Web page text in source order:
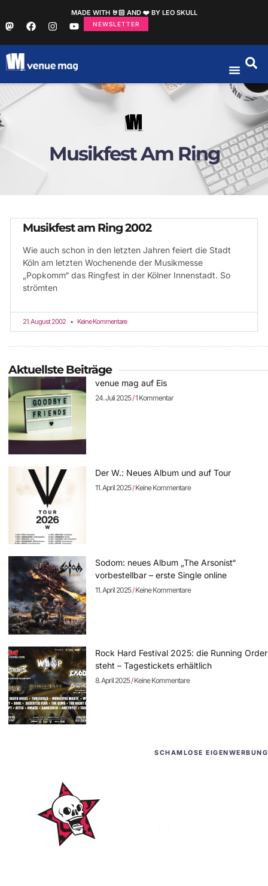
MADE WITH 🤘🏻 AND ❤️ BY LEO SKULL
NEWSLETTER
Musikfest Am Ring
Musikfest am Ring 2002
Wie auch schon in den letzten Jahren feiert die Stadt
Köln am letzten Wochenende der Musikmesse
„Popkomm“ das Ringfest in der Kölner Innenstadt. So
strömten
21. August 2002 Keine Kommentare
Aktuellste Beiträge
venue mag auf Eis
24. Juli 2025 1 Kommentar
Der W.: Neues Album und auf Tour
11. April 2025 Keine Kommentare
Sodom: neues Album „The Arsonist“
vorbestellbar – erste Single online
11. April 2025 Keine Kommentare
Rock Hard Festival 2025: die Running Order
steht – Tagestickets erhältlich
8. April 2025 Keine Kommentare
SCHAMLOSE EIGENWERBUNG